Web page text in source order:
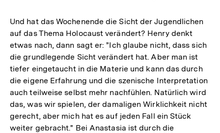
Und hat das Wochenende die Sicht der Jugendlichen
auf das Thema Holocaust verändert? Henry denkt
etwas nach, dann sagt er: "Ich glaube nicht, dass sich
die grundlegende Sicht verändert hat. Aber man ist
tiefer eingetaucht in die Materie und kann das durch
die eigene Erfahrung und die szenische Interpretation
auch teilweise selbst mehr nachfühlen. Natürlich wird
das, was wir spielen, der damaligen Wirklichkeit nicht
gerecht, aber mich hat es auf jeden Fall ein Stück
weiter gebracht." Bei Anastasia ist durch die